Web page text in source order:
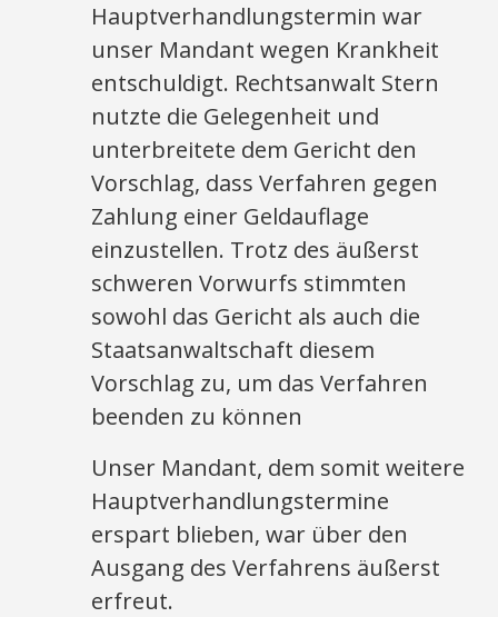
Hauptverhandlungstermin war
unser Mandant wegen Krankheit
entschuldigt. Rechtsanwalt Stern
nutzte die Gelegenheit und
unterbreitete dem Gericht den
Vorschlag, dass Verfahren gegen
Zahlung einer Geldauflage
einzustellen. Trotz des äußerst
schweren Vorwurfs stimmten
sowohl das Gericht als auch die
Staatsanwaltschaft diesem
Vorschlag zu, um das Verfahren
beenden zu können
Unser Mandant, dem somit weitere
Hauptverhandlungstermine
erspart blieben, war über den
Ausgang des Verfahrens äußerst
erfreut.